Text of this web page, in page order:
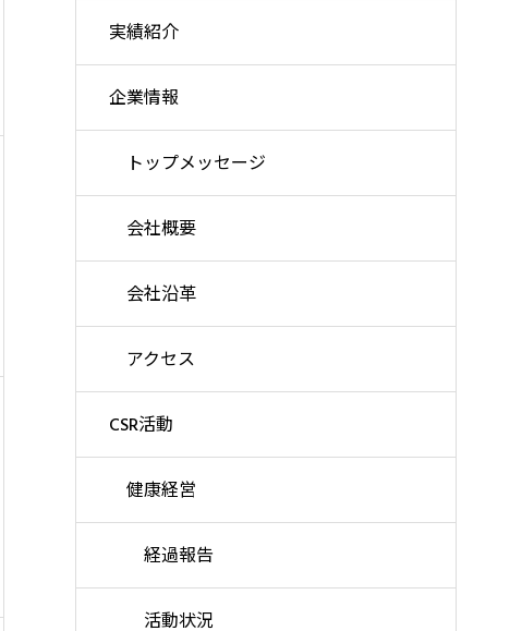
実績紹介
企業情報
トップメッセージ
会社概要
会社沿革
アクセス
CSR活動
健康経営
経過報告
活動状況